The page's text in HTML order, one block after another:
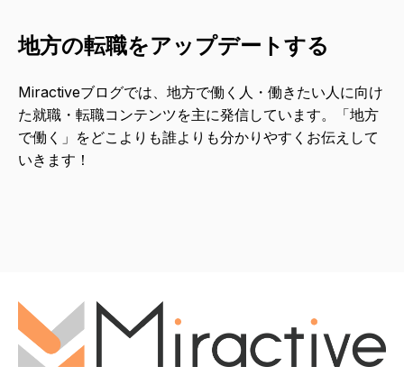
地方の転職をアップデートする
Miractiveブログでは、地方で働く人・働きたい人に向け
た就職・転職コンテンツを主に発信しています。「地方
で働く」をどこよりも誰よりも分かりやすくお伝えして
いきます！